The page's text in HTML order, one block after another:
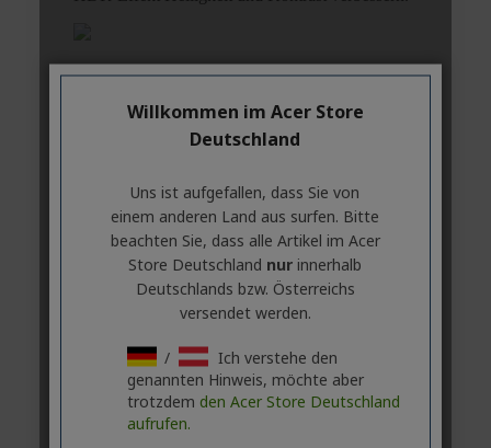
Willkommen im Acer Store
Deutschland
Uns ist aufgefallen, dass Sie von
einem anderen Land aus surfen. Bitte
beachten Sie, dass alle Artikel im Acer
Store Deutschland nur innerhalb
Deutschlands bzw. Österreichs
versendet werden.
/
Ich verstehe den
genannten Hinweis, möchte aber
trotzdem den Acer Store Deutschland
aufrufen.